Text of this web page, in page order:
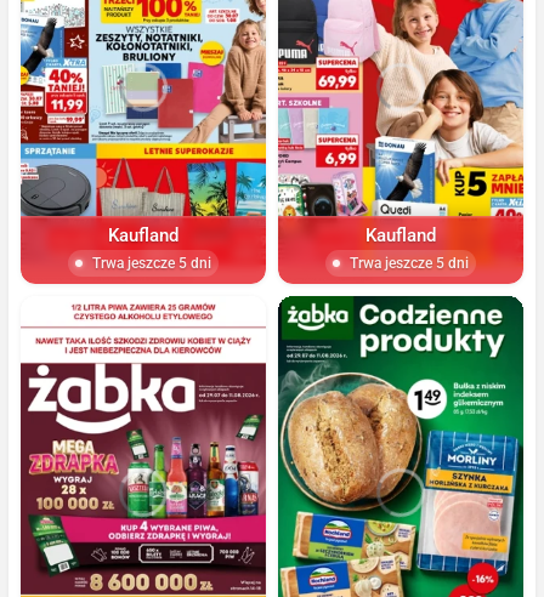
Kaufland
Trwa jeszcze 5 dni
Kaufland
Trwa jeszcze 5 dni